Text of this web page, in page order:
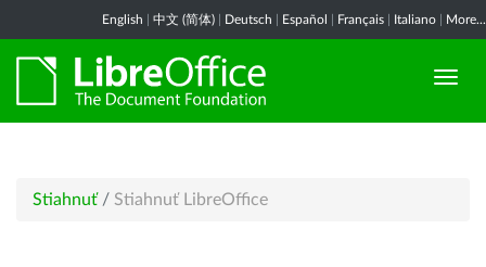
English 中文 (简体) Deutsch Español Français Italiano More...
Stiahnuť / Stiahnuť LibreOffice